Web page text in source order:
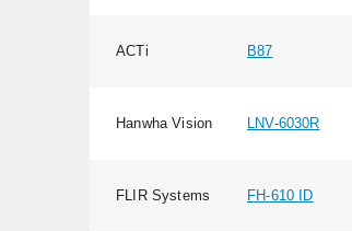
ACTi B87
Hanwha Vision LNV-6030R
FLIR Systems FH-610 ID